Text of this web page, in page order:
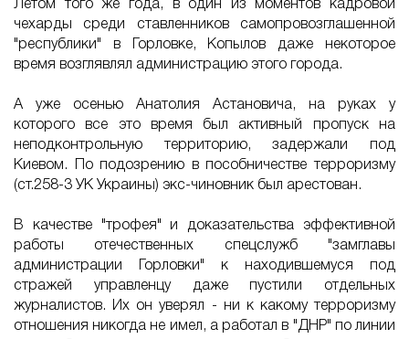
Летом того же года, в один из моментов кадровой
чехарды среди ставленников самопровозглашенной
"республики" в Горловке, Копылов даже некоторое
время возглявлял администрацию этого города.
А уже осенью Анатолия Астановича, на руках у
которого все это время был активный пропуск на
неподконтрольную территорию, задержали под
Киевом. По подозрению в пособничестве терроризму
(ст.258-3 УК Украины) экс-чиновник был арестован.
В качестве "трофея" и доказательства эффективной
работы отечественных спецслужб "замглавы
администрации Горловки" к находившемуся под
стражей управленцу даже пустили отдельных
журналистов. Их он уверял - ни к какому терроризму
отношения никогда не имел, а работал в "ДНР" по линии